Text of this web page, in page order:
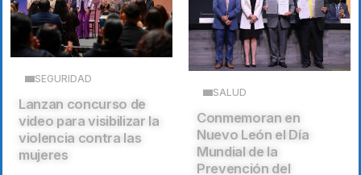
SEGURIDAD
Lanzan concurso de
video para visibilizar la
violencia contra las
mujeres
SALUD
Conmemoran en
Nuevo León el Día
Mundial de la
Prevención del